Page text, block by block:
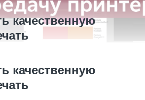
качественную
качественную